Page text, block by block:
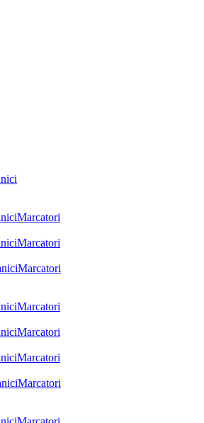
Marcatori
Marcatori
Marcatori
Marcatori
Marcatori
Marcatori
Marcatori